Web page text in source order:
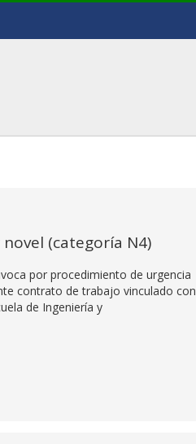
(categoría N4)
por procedimiento de urgencia
contrato de trabajo vinculado con
de Ingeniería y